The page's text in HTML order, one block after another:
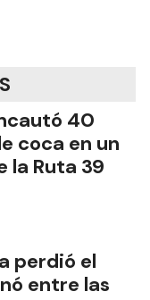
40
coca en un
la Ruta 39
perdió el
entre las